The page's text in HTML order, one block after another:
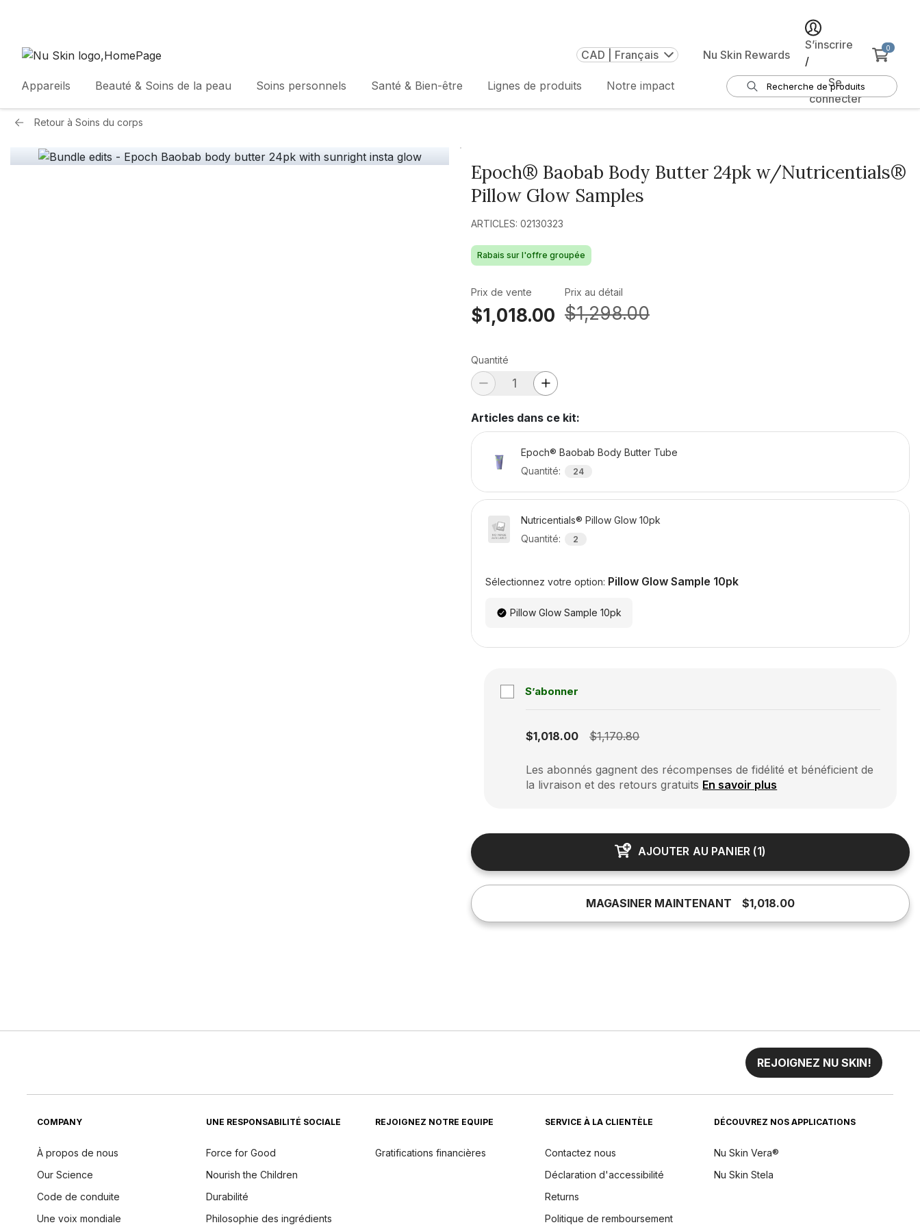
CAD | Français Nu Skin Rewards
S’inscrire
/
Se
connecter
0
Appareils Beauté & Soins de la peau Soins personnels Santé & Bien-être Lignes de produits Notre impact
Retour à Soins du corps
Epoch® Baobab Body Butter 24pk w/Nutricentials®
Pillow Glow Samples
ARTICLES: 02130323
Rabais sur l'offre groupée
Prix de vente
$1,018.00
Prix au détail
$1,298.00
Quantité
Articles dans ce kit:
Epoch® Baobab Body Butter Tube
Quantité: 24
Nutricentials® Pillow Glow 10pk
Quantité: 2
Sélectionnez votre option: Pillow Glow Sample 10pk
Pillow Glow Sample 10pk
S’abonner
$1,018.00
$1,170.80
Les abonnés gagnent des récompenses de fidélité et bénéficient de
la livraison et des retours gratuits En savoir plus
AJOUTER AU PANIER (1)
MAGASINER MAINTENANT $1,018.00
REJOIGNEZ NU SKIN!
COMPANY
À propos de nous
Our Science
Code de conduite
Une voix mondiale
UNE RESPONSABILITÉ SOCIALE
Force for Good
Nourish the Children
Durabilité
Philosophie des ingrédients
REJOIGNEZ NOTRE EQUIPE
Gratifications financières
SERVICE À LA CLIENTÈLE
Contactez nous
Déclaration d'accessibilité
Returns
Politique de remboursement
DÉCOUVREZ NOS APPLICATIONS
Nu Skin Vera®
Nu Skin Stela